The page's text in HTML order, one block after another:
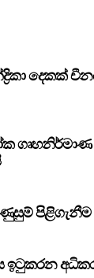
දෙකක්
ගෘහනිර්මාණ
පිළිගැනීම